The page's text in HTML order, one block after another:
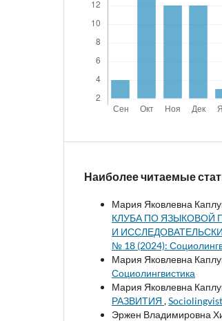
Наиболее читаемые
Мария Яковлевна
КЛУБА ПО ЯЗЫКОВОЙ
И ИССЛЕДОВАТЕЛЬСКИЕ
№ 18 (2024):
Мария Яковлевна
Социолингвистика
Мария Яковлевна
РАЗВИТИЯ ,
Эржен Владимировна